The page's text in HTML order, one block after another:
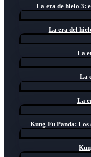
La era de hielo 3:
La era del
La
La
La
Kung Fu Panda: Los